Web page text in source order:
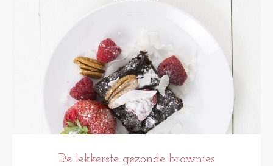
De lekkerste gezonde brownies